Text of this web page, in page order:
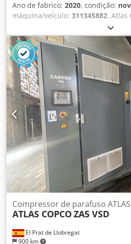
Ano de fabrico: 2020, condição:
máquina/veículo: 311345882, Atlas
Haste de perfuração 102 114 mm
L= 5000mm 4x 114mm / L=
haste 114mm 1x broca 140mm
Informações adicionais Utilização
Estado geral: muito bom, Estado
Estado visual: muito bom,
El Prat de Llobregat
900 km
Compressor de parafuso ATLAS
ATLAS COPCOZA5 VSD